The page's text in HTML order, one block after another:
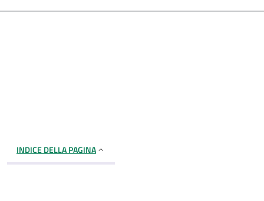
INDICE DELLA PAGINA